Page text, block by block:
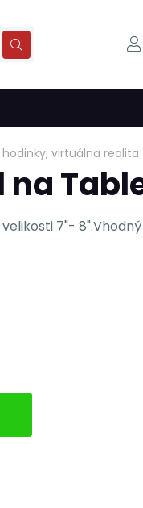
virtuálna realita
na
7"-